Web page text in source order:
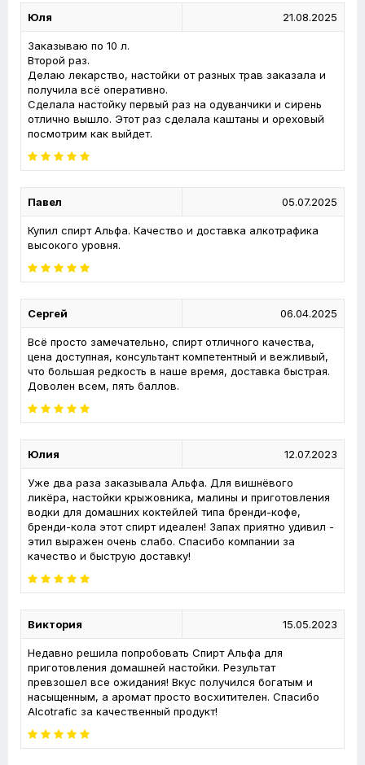
Юля 21.08.2025
Заказываю по 10 л.
Второй раз.
Делаю лекарство, настойки от разных трав заказала и
получила всё оперативно.
Сделала настойку первый раз на одуванчики и сирень
отлично вышло. Этот раз сделала каштаны и ореховый
посмотрим как выйдет.
Павел 05.07.2025
Купил спирт Альфа. Качество и доставка алкотрафика
высокого уровня.
Сергей 06.04.2025
Всё просто замечательно, спирт отличного качества,
цена доступная, консультант компетентный и вежливый,
что большая редкость в наше время, доставка быстрая.
Доволен всем, пять баллов.
Юлия 12.07.2023
Уже два раза заказывала Альфа. Для вишнёвого
ликёра, настойки крыжовника, малины и приготовления
водки для домашних коктейлей типа бренди-кофе,
бренди-кола этот спирт идеален! Запах приятно удивил -
этил выражен очень слабо. Спасибо компании за
качество и быструю доставку!
Виктория 15.05.2023
Недавно решила попробовать Спирт Альфа для
приготовления домашней настойки. Результат
превзошел все ожидания! Вкус получился богатым и
насыщенным, а аромат просто восхитителен. Спасибо
Alcotrafic за качественный продукт!